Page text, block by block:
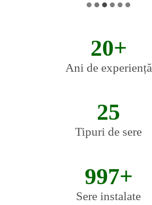
20+
Ani de experiență
25
Tipuri de sere
1000+
Sere instalate